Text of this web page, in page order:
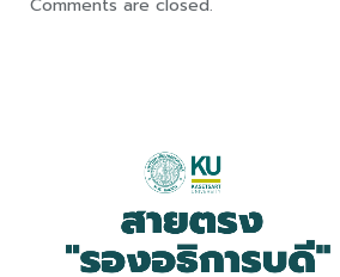
Comments are closed.